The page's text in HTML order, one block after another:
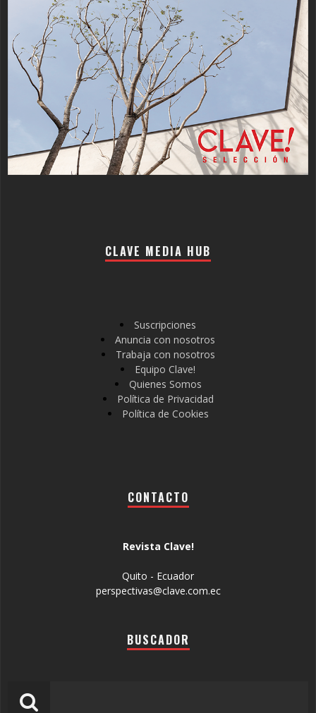
CLAVE MEDIA HUB
Suscripciones
Anuncia con nosotros
Trabaja con nosotros
Equipo Clave!
Quienes Somos
Política de Privacidad
Política de Cookies
CONTACTO
Revista Clave!
Quito - Ecuador
perspectivas@clave.com.ec
BUSCADOR